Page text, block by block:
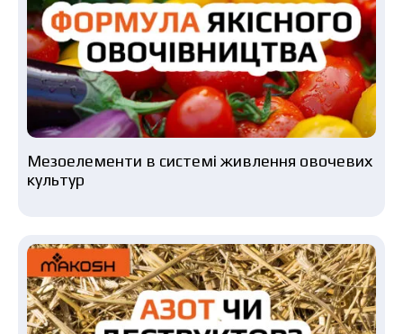
Мезоелементи в системі живлення овочевих
культур